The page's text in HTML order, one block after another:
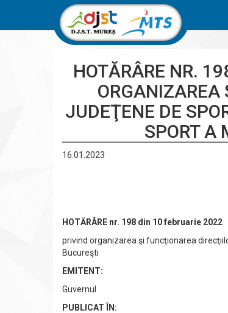
HOTĂRÂRE NR.
ORGANIZAREA
JUDEŢENE DE
SPORT A
16.01.2023
HOTĂRÂRE nr. 198 din 10 februarie 2022
privind organizarea şi funcţionarea
Bucureşti
EMITENT:
Guvernul
PUBLICAT ÎN: